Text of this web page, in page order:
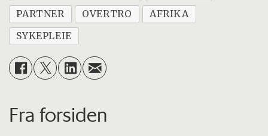
PARTNER
OVERTRO
AFRIKA
SYKEPLEIE
Fra forsiden